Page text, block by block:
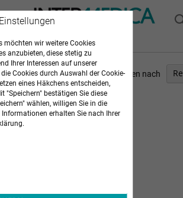
1Artikel
Sortieren nach
WUNDSPÜLUNG
ARZTBEDARF
möchten wir weitere Cookies
anzubieten, diese stetig zu
Ihrer Interessen auf unserer
Cookies durch Auswahl der Cookie-
eines Häkchens entscheiden,
"Speichern" bestätigen Sie diese
wählen, willigen Sie in die
erhalten Sie nach Ihrer